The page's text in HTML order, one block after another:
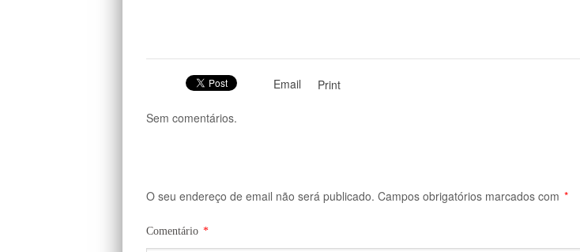
Email Print
Sem comentários.
O seu endereço de email não será publicado. Campos obrigatórios marcados com *
Comentário *